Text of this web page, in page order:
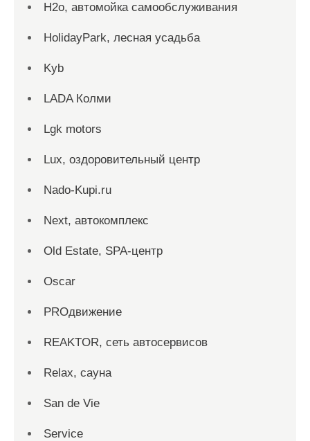
H2o, автомойка самообслуживания
HolidayPark, лесная усадьба
Kyb
LADA Колми
Lgk motors
Lux, оздоровительный центр
Nado-Kupi.ru
Next, автокомплекс
Old Estate, SPA-центр
Oscar
PROдвижение
REAKTOR, сеть автосервисов
Relax, сауна
San dе Vie
Service